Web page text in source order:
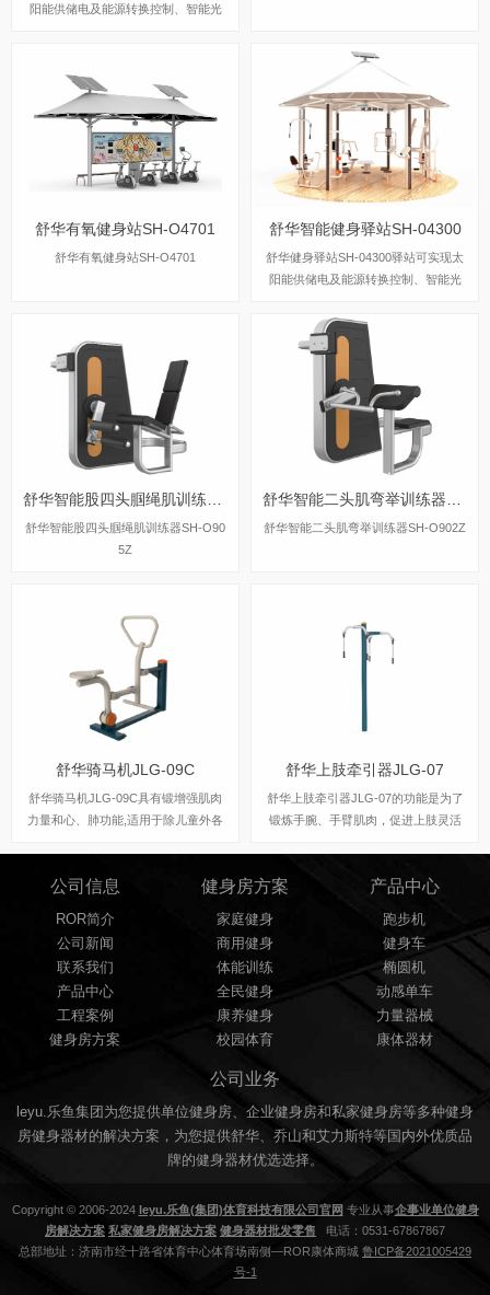
阳能供储电及能源转换控制、智能光
自成一景的多功能健身中心。
舒华有氧健身站SH-O4701
舒华有氧健身站SH-O4701
舒华智能健身驿站SH-04300
舒华健身驿站SH-04300驿站可实现太
阳能供储电及能源转换控制、智能光
电，健身显示次数及心率等功能；是集
健身、发电、照明、娱乐、并自成一景
的多功能健身中心。
舒华智能股四头腘绳肌训练器SH-O905Z
舒华智能股四头腘绳肌训练器SH-O90
5Z
舒华智能二头肌弯举训练器SH-O902Z
舒华智能二头肌弯举训练器SH-O902Z
舒华骑马机JLG-09C
舒华骑马机JLG-09C具有锻增强肌肉
力量和心、肺功能,适用于除儿童外各
舒华上肢牵引器JLG-07
舒华上肢牵引器JLG-07的功能是为了
锻炼手腕、手臂肌肉，促进上肢灵活
公司信息
ROR简介
公司新闻
联系我们
产品中心
工程案例
健身房方案
健身房方案
家庭健身
商用健身
体能训练
全民健身
康养健身
校园体育
产品中心
跑步机
健身车
椭圆机
动感单车
力量器械
康体器材
公司业务
leyu.乐鱼集团为您提供单位健身房、企业健身房和私家健身房等多种健身
房健身器材的解决方案，为您提供舒华、乔山和艾力斯特等国内外优质品
牌的健身器材优选选择。
Copyright © 2006-2024 leyu.乐鱼(集团)体育科技有限公司官网 专业从事企事业单位健身
房解决方案 私家健身房解决方案 健身器材批发零售 电话：0531-67867867
总部地址：济南市经十路省体育中心体育场南侧—ROR康体商城 鲁ICP备2021005429
号-1